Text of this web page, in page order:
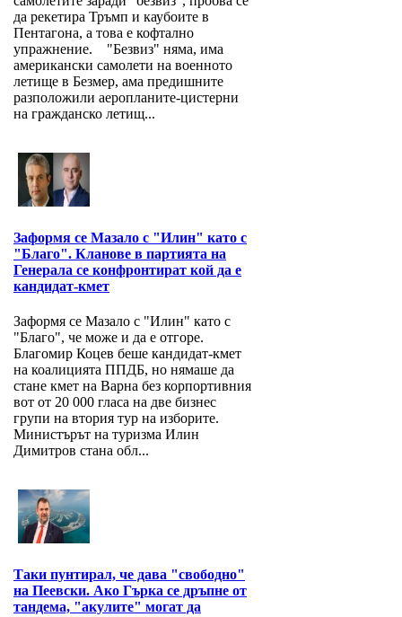
да рекетира Тръмп и каубоите в
Пентагона, а това е кофтално
упражнение. "Безвиз" няма, има
американски самолети на военното
летище в Безмер, ама предишните
разположили аеропланите-цистерни
на гражданско летищ...
Заформя се Мазало с "Илин" като с
"Благо". Кланове в партията на
Генерала се конфронтират кой да е
кандидат-кмет
Заформя се Мазало с "Илин" като с
"Благо", че може и да е отгоре.
Благомир Коцев беше кандидат-кмет
на коалицията ППДБ, но нямаше да
стане кмет на Варна без корпортивния
вот от 20 000 гласа на две бизнес
групи на втория тур на изборите.
Министърът на туризма Илин
Димитров стана обл...
Таки пунтирал, че дава "свободно"
на Пеевски. Ако Гърка се дръпне от
тандема, "акулите" могат да